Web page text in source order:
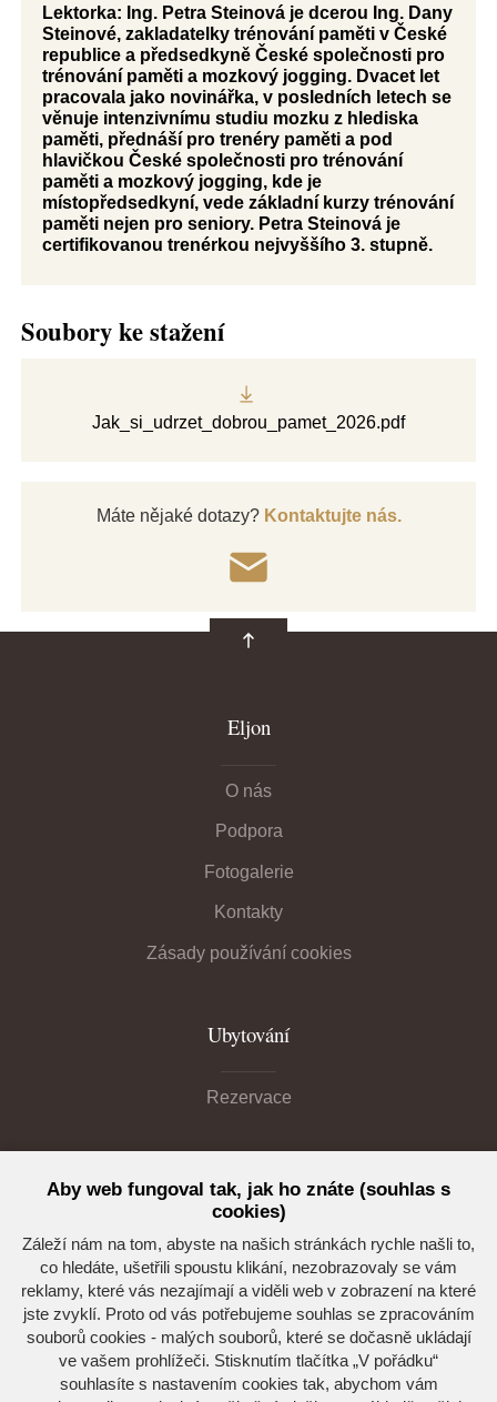
Lektorka: Ing. Petra Steinová je dcerou Ing. Dany
Steinové, zakladatelky trénování paměti v České
republice a předsedkyně České společnosti pro
trénování paměti a mozkový jogging. Dvacet let
pracovala jako novinářka, v posledních letech se
věnuje intenzivnímu studiu mozku z hlediska
paměti, přednáší pro trenéry paměti a pod
hlavičkou České společnosti pro trénování
paměti a mozkový jogging, kde je
místopředsedkyní, vede základní kurzy trénování
paměti nejen pro seniory. Petra Steinová je
certifikovanou trenérkou nejvyššího 3. stupně.
Soubory ke stažení
Jak_si_udrzet_dobrou_pamet_2026.pdf
Máte nějaké dotazy?Kontaktujte nás.
Eljon
O nás
Podpora
Fotogalerie
Kontakty
Zásady používání cookies
Ubytování
Rezervace
Akce
Seznam akcí
Kdo jsme
Aby web fungoval tak, jak ho znáte (souhlas s
cookies)
Záleží nám na tom, abyste na našich stránkách rychle našli to,
co hledáte, ušetřili spoustu klikání, nezobrazovaly se vám
reklamy, které vás nezajímají a viděli web v zobrazení na které
jste zvyklí. Proto od vás potřebujeme souhlas se zpracováním
souborů cookies - malých souborů, které se dočasně ukládají
ve vašem prohlížeči. Stisknutím tlačítka „V pořádku“
souhlasíte s nastavením cookies tak, abychom vám